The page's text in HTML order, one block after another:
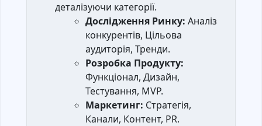
деталізуючи категорії.
Дослідження Ринку: Аналіз
конкурентів, Цільова
аудиторія, Тренди.
Розробка Продукту:
Функціонал, Дизайн,
Тестування, MVP.
Маркетинг: Стратегія,
Канали, Контент, PR.